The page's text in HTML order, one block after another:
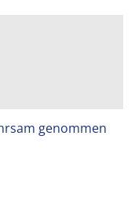
genommen